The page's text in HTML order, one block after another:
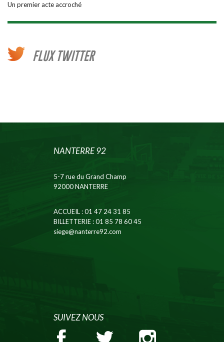
Un premier acte accroché
FLUX TWITTER
NANTERRE 92
5-7 rue du Grand Champ
92000 NANTERRE
ACCUEIL: 01 47 24 31 85
BILLETTERIE: 01 85 78 60 45
siege@nanterre92.com
SUIVEZ NOUS